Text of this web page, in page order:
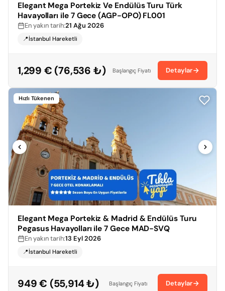
Elegant Mega Portekiz Ve Endülüs Turu Türk
Havayolları ile 7 Gece (AGP-OPO) FL001
En yakın tarih:21 Ağu 2026
📍İstanbul Hareketli
1,299 € (76,536 ₺) Başlangıç Fiyatı Detaylar
Hızlı Tükenen
Elegant Mega Portekiz & Madrid & Endülüs Turu
Pegasus Havayolları ile 7 Gece MAD-SVQ
En yakın tarih:13 Eyl 2026
📍İstanbul Hareketli
949 € (55,914 ₺) Başlangıç Fiyatı Detaylar